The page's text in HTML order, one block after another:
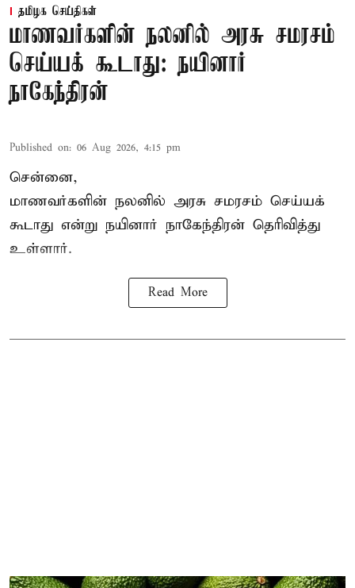
தமிழக செய்திகள்
மாணவர்களின் நலனில் அரசு சமரசம்
செய்யக் கூடாது: நயினார்
நாகேந்திரன்
Published on: 06 Aug 2026, 4:15 pm
சென்னை,
மாணவர்களின் நலனில் அரசு சமரசம் செய்யக்
கூடாது என்று நயினார் நாகேந்திரன் தெரிவித்து
உள்ளார்.
Read More